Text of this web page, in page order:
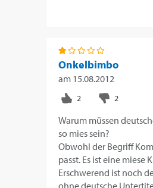
Onkelbimbo
am 15.08.2012
Warum müssen
so mies sein?
Obwohl der Begriff
passt. Es ist eine miese
Erschwerend ist noch
ohne deutsche